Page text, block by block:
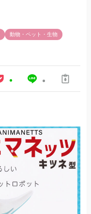
動物・ペット・生物